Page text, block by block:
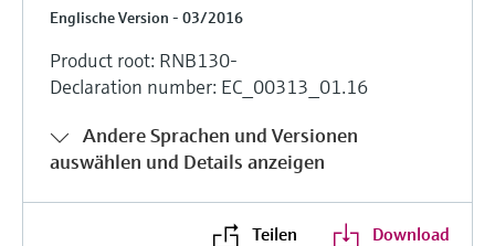
Englische Version - 03/2016
Product root: RNB130-
Declaration number: EC_00313_01.16
Andere Sprachen und Versionen
auswählen und Details anzeigen
Teilen Download